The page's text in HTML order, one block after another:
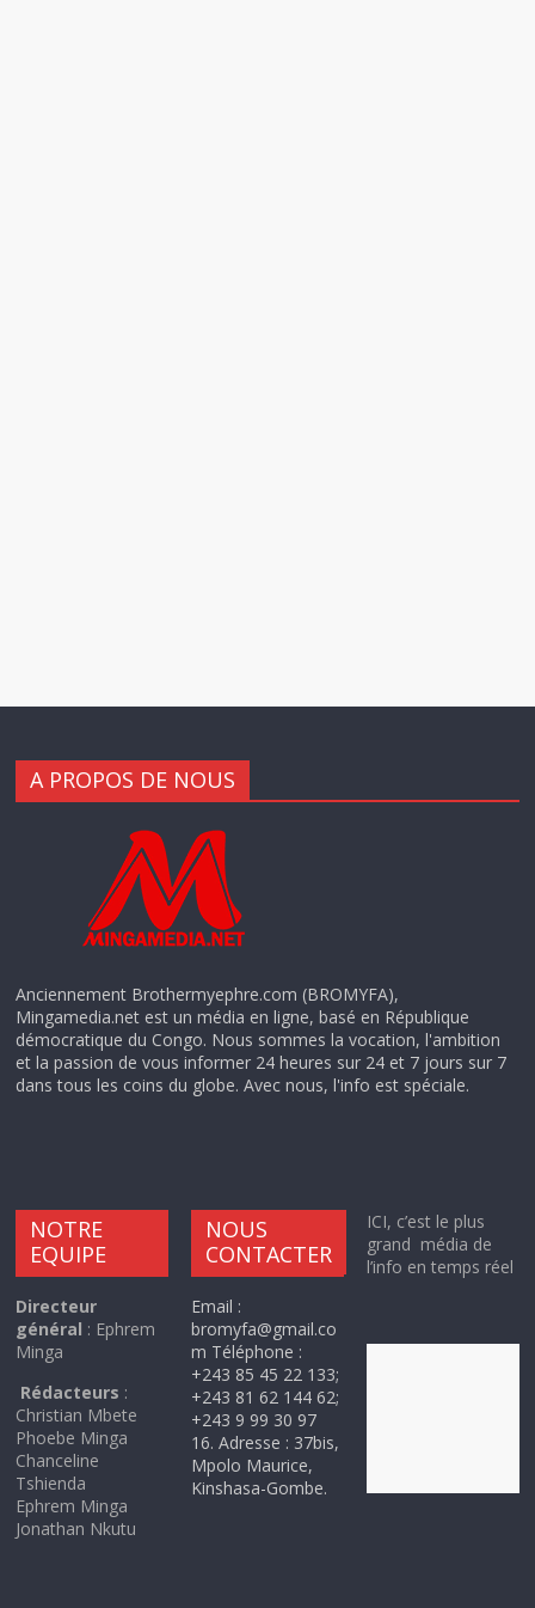
A PROPOS DE NOUS
Anciennement Brothermyephre.com (BROMYFA),
Mingamedia.net est un média en ligne, basé en République
démocratique du Congo. Nous sommes la vocation, l'ambition
et la passion de vous informer 24 heures sur 24 et 7 jours sur 7
dans tous les coins du globe. Avec nous, l'info est spéciale.
NOTRE
EQUIPE
Directeur
général : Ephrem
Minga
Rédacteurs :
Christian Mbete
Phoebe Minga
Chanceline
Tshienda
Ephrem Minga
Jonathan Nkutu
NOUS
CONTACTER
Email :
bromyfa@gmail.co
m Téléphone :
+243 85 45 22 133;
+243 81 62 144 62;
+243 9 99 30 97
16. Adresse : 37bis,
Mpolo Maurice,
Kinshasa-Gombe.
ICI, c’est le plus
grand média de
l’info en temps réel